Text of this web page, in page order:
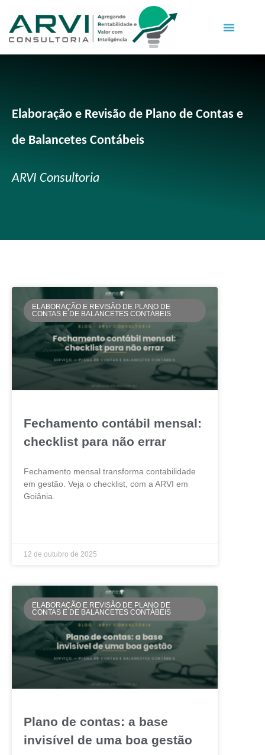
Elaboração e Revisão de Plano de Contas e
de Balancetes Contábeis
ARVI Consultoria
ELABORAÇÃO E REVISÃO DE PLANO DE
CONTAS E DE BALANCETES CONTÁBEIS
Fechamento contábil mensal:
checklist para não errar
Fechamento mensal transforma contabilidade
em gestão. Veja o checklist, com a ARVI em
Goiânia.
12 de outubro de 2025
ELABORAÇÃO E REVISÃO DE PLANO DE
CONTAS E DE BALANCETES CONTÁBEIS
Plano de contas: a base
invisível de uma boa gestão